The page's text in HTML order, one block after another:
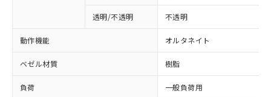
透明/不透明 不透明
動作機能 オルタネイト
ベゼル材質 樹脂
負荷 一般負荷用